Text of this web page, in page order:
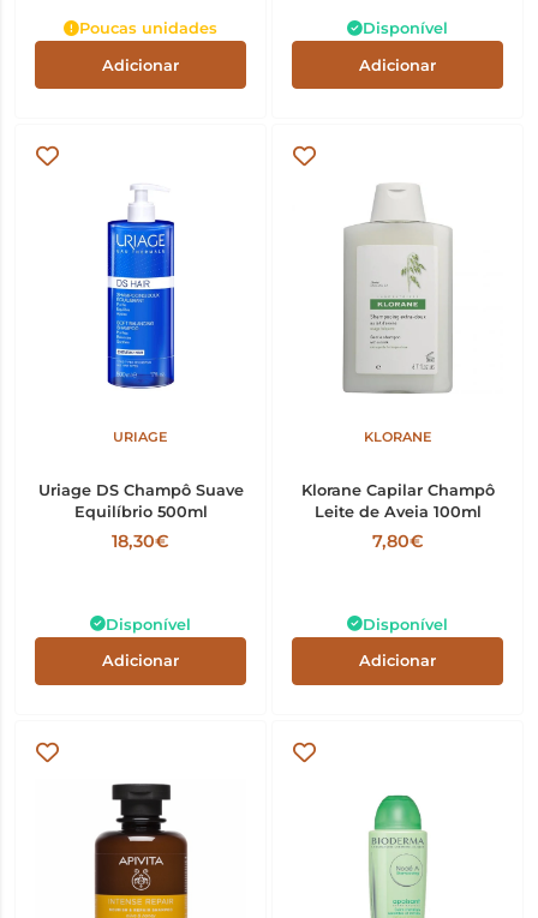
Poucas unidades
Adicionar
Disponível
Adicionar
URIAGE
Uriage DS Champô Suave
Equilíbrio 500ml
18,30€
Disponível
Adicionar
KLORANE
Klorane Capilar Champô
Leite de Aveia 100ml
7,80€
Disponível
Adicionar